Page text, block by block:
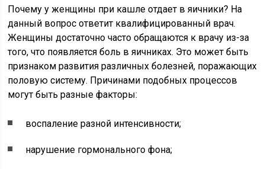
Почему у женщины при кашле отдает в яичники? На
данный вопрос ответит квалифицированный врач.
Женщины достаточно часто обращаются к врачу из-за
того, что появляется боль в яичниках. Это может быть
признаком развития различных болезней, поражающих
половую систему. Причинами подобных процессов
могут быть разные факторы:
воспаление разной интенсивности;
нарушение гормонального фона;